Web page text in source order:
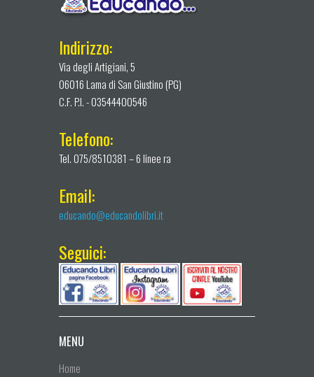
Indirizzo:
Via degli Artigiani, 5
06016 Lama di San Giustino (PG)
C.F. P.I. - 03544400546
Telefono:
Tel. 075/8510381 – 6 linee ra
Email:
educando@educandolibri.it
Seguici:
MENU
Home